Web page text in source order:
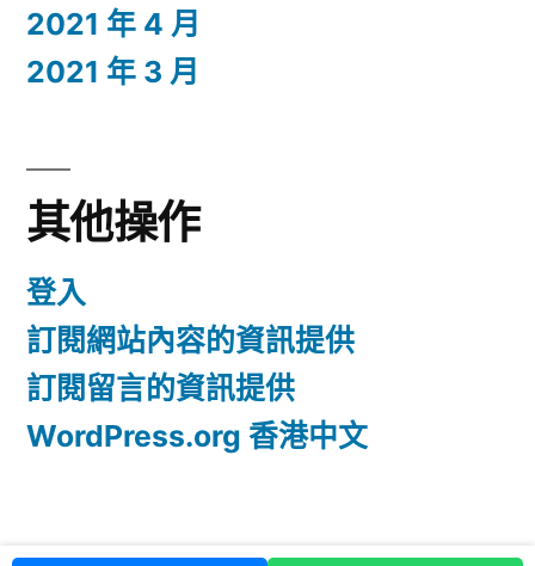
2021 年 4 月
2021 年 3 月
其他操作
登入
訂閱網站內容的資訊提供
訂閱留言的資訊提供
WordPress.org 香港中文